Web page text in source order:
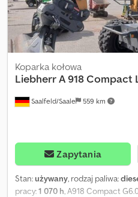
Saalfeld/Saale 559 km
Koparka kołowa
LiebherrA 918 Compact
Zapytania
Stan:używany, rodzaj paliwa:
pracy:1 070 h , A918 Compact